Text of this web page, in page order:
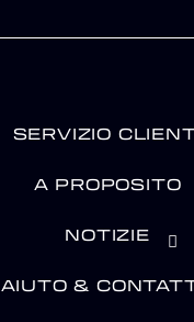
SERVIZIO
A PROPOSITO
NOTIZIE
AIUTO &